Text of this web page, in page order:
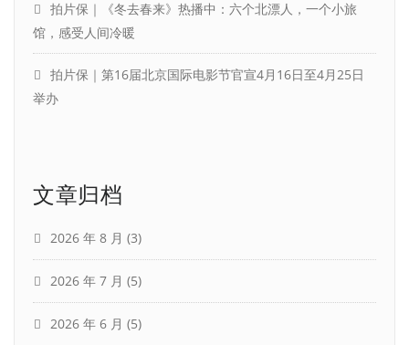
拍片保｜《冬去春来》热播中：六个北漂人，一个小旅
馆，感受人间冷暖
拍片保｜第16届北京国际电影节官宣4月16日至4月25日
举办
文章归档
2026 年 8 月 (3)
2026 年 7 月 (5)
2026 年 6 月 (5)